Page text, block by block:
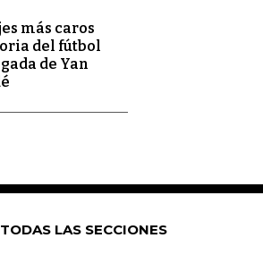
más caros
del fútbol
de Yan
TODAS LAS SECCIONES